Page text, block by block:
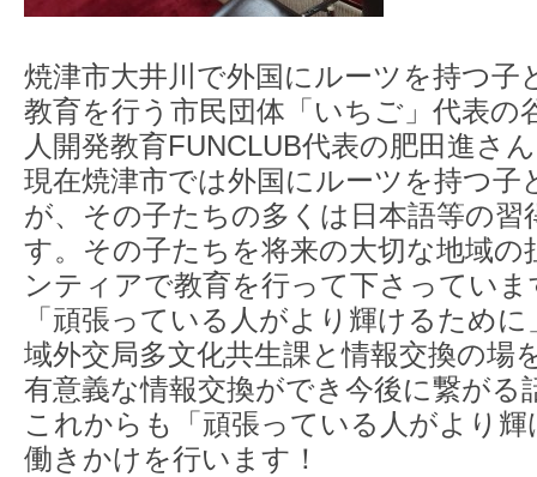
焼津市大井川で外国にルーツを持つ子
教育を行う市民団体「いちご」代表の
人開発教育FUNCLUB代表の肥田進さ
現在焼津市では外国にルーツを持つ子
が、その子たちの多くは日本語等の習
す。その子たちを将来の大切な地域の
ンティアで教育を行って下さっていま
「頑張っている人がより輝けるため
域外交局多文化共生課と情報交換の場
有意義な情報交換ができ今後に繋がる
これからも「頑張っている人がより
働きかけを行います！